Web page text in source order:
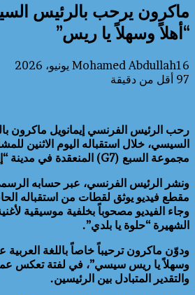
ماكرون يرحب بالرئيس
“أهلاً وسهلاً يا ريس”
Mohamed Abdullah16 يونيو، 2026
97 أقل من دقيقة
رحب الرئيس الفرنسي إيمانويل ماكرون
السيسي، خلال استقباله اليوم الاثنين
مجموعة السبع (G7) المنعقدة في مدينة “إيفيان” الفرنسية.
ونشر الرئيس الفرنسي، عبر حسابه
مقطع فيديو يوثق لقطات من استقباله
وجاء الفيديو مصحوباً بخلفية موسيقية لأغنية
الشهيرة “حلوة يا بلدي”.
ودوّن ماكرون ترحيباً خاصاً باللغة العربية
وسهلاً يا ريس سيسي”، في لفتة تعكس عمق
والتقدير المتبادل بين الرئيسين.